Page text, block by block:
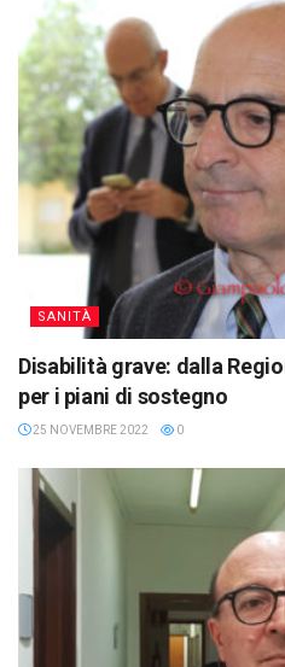
SANITÀ
Disabilità grave: dalla
per i piani di sostegno
25 NOVEMBRE 2022 0